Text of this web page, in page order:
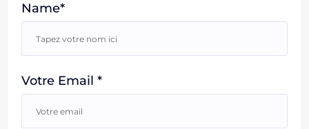
Name*
Votre Email *